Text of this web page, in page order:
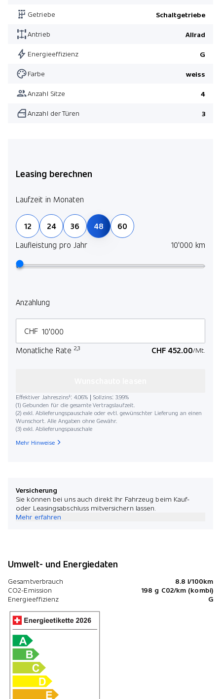
Getriebe Schaltgetriebe
Antrieb Allrad
Energieeffizienz G
Farbe weiss
Anzahl Sitze 4
Anzahl der Türen 3
Leasing berechnen
Laufzeit in Monaten
12 24 36 48
60
Laufleistung pro Jahr
10'000 km
Anzahlung
CHF
Effektiver Jahreszins¹: 4.06% | Sollzins: 3.99%
(1) Gebunden für die gesamte Vertragslaufzeit.
(2) exkl. Ablieferungspauschale oder evtl. gewünschter Lieferung an einen
Wunschort. Alle Angaben ohne Gewähr.
(3) exkl. Ablieferungspauschale
Monatliche Rate 2,3 CHF 452.00/Mt.
Mehr Hinweise
Versicherung
Sie können bei uns auch direkt Ihr Fahrzeug beim Kauf-
oder Leasingsabschluss mitversichern lassen.
Mehr erfahren
Umwelt- und Energiedaten
Gesamtverbrauch
8.8 l/100km
CO2-Emission
198 g C02/km (kombi)
Energieeffizienz
G